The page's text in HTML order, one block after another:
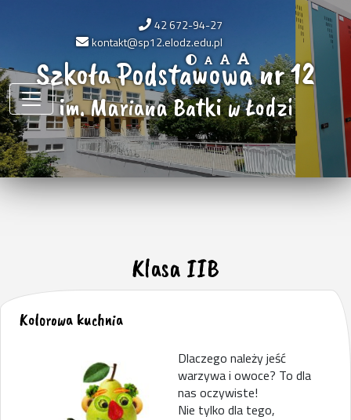
42 672-94-27
kontakt@sp12.elodz.edu.pl
Szkoła Podstawowa nr 12
im. Mariana Batki w Łodzi
Klasa IIB
Kolorowa kuchnia
Dlaczego należy jeść
warzywa i owoce? To dla
nas oczywiste!
Nie tylko dla tego,